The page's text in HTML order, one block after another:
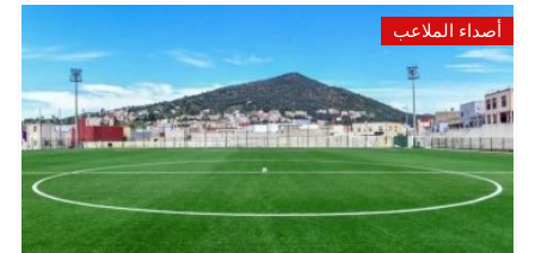
أصداء الملاعب